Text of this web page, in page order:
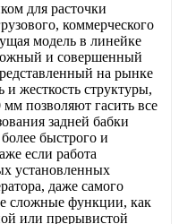
для расточки
коммерческого
модель в линейке
и совершенный
на рынке
жесткость структуры,
позволяют гасить все
задней бабки
быстрого и
если работа
установленных
даже самого
сложные функции, как
или прерывистой